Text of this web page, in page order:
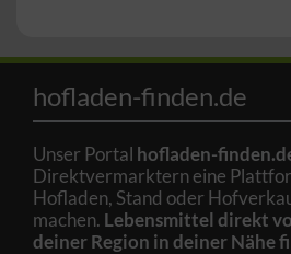
hofladen-finden.de
Unser Portal hofladen-
Direktvermarktern eine
Hofladen, Stand oder
machen. Lebensmittel direkt
deiner Region in deiner Nähe